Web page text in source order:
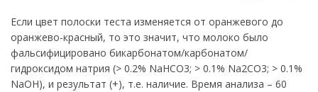
Если цвет полоски теста изменяется от оранжевого до
оранжево-красный, то это значит, что молоко было
фальсифицировано бикарбонатом/карбонатом/
гидроксидом натрия (> 0.2% NaHCO3; > 0.1% Na2CO3; > 0.1%
NaOH), и результат (+), т.е. наличие. Время анализа – 60